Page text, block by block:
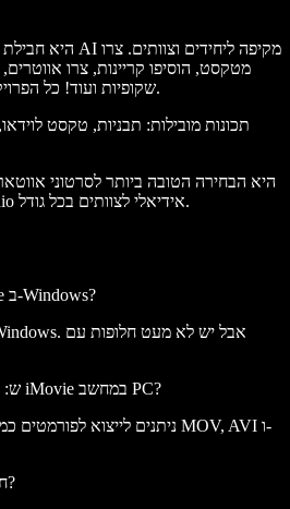
שקופיות ועוד! כל הפרויקטים לשימוש אישי או מסחרי.
תכונות מובילות: תבניות, טקסט
כל המוצרים, Speechify Studio אידיאלי לצוותים בכל גודל.
ש: האם אפשר להשיג iMovie ב-Windows?
ש: האם אפשר להפעיל וידאו של iMovie במחשב PC?
ש: iMovie חינמית או בתשלום?